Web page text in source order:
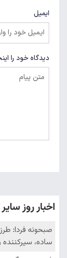
ایمیل
دیدگاه خود را